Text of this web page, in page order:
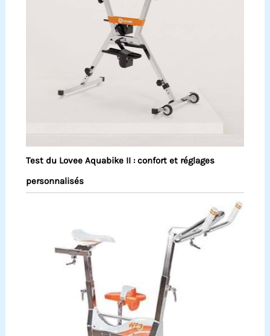
Test du Lovee Aquabike II : confort et réglages
personnalisés